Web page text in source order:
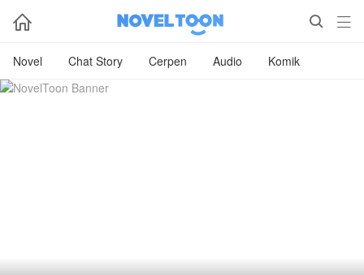
  
Novel Chat Story Cerpen Audio Komik